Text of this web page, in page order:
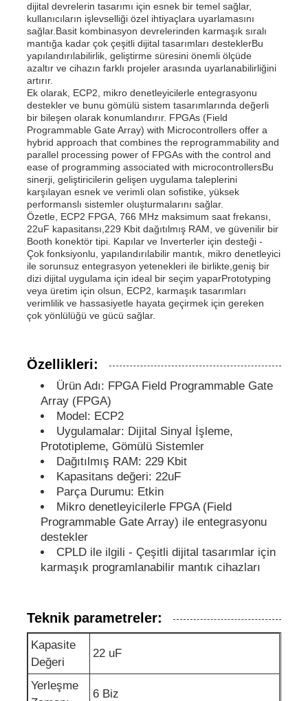
Bizim Hakkımızda
Fabrika turu
Kalite Kontrol
Bize Ulaşın
Haberler
Davalar
FPGA Alan Programlanabilir Geçit Dizisi
SOC (Sistem Üzerinde Çip)
MPU IC
CPLD PLD
Kızılötesi ısı dedektörü
DSP IC Çipi
EEPROM çipi
PSRAM Çip
dijital devrelerin tasarımı için esnek bir temel sağlar,
kullanıcıların işlevselliği özel ihtiyaçlara uyarlamasını
sağlar.Basit kombinasyon devrelerinden karmaşık sıralı
mantığa kadar çok çeşitli dijital tasarımları desteklerBu
yapılandırılabilirlik, geliştirme süresini önemli ölçüde
azaltır ve cihazın farklı projeler arasında uyarlanabilirliğini
artırır.
Ek olarak, ECP2, mikro denetleyicilerle entegrasyonu
destekler ve bunu gömülü sistem tasarımlarında değerli
bir bileşen olarak konumlandırır. FPGAs (Field
Programmable Gate Array) with Microcontrollers offer a
hybrid approach that combines the reprogrammability and
parallel processing power of FPGAs with the control and
ease of programming associated with microcontrollersBu
sinerji, geliştiricilerin gelişen uygulama taleplerini
karşılayan esnek ve verimli olan sofistike, yüksek
performanslı sistemler oluşturmalarını sağlar.
Özetle, ECP2 FPGA, 766 MHz maksimum saat frekansı,
22uF kapasitansı,229 Kbit dağıtılmış RAM, ve güvenilir bir
Booth konektör tipi. Kapılar ve Inverterler için desteği -
Çok fonksiyonlu, yapılandırılabilir mantık, mikro denetleyici
ile sorunsuz entegrasyon yetenekleri ile birlikte,geniş bir
dizi dijital uygulama için ideal bir seçim yaparPrototyping
veya üretim için olsun, ECP2, karmaşık tasarımları
verimlilik ve hassasiyetle hayata geçirmek için gereken
çok yönlülüğü ve gücü sağlar.
Özellikleri:
Ürün Adı: FPGA Field Programmable Gate
Array (FPGA)
Model: ECP2
Uygulamalar: Dijital Sinyal İşleme,
Prototipleme, Gömülü Sistemler
Dağıtılmış RAM: 229 Kbit
Kapasitans değeri: 22uF
Parça Durumu: Etkin
Mikro denetleyicilerle FPGA (Field
Programmable Gate Array) ile entegrasyonu
destekler
CPLD ile ilgili - Çeşitli dijital tasarımlar için
karmaşık programlanabilir mantık cihazları
Teknik parametreler:
Kapasite
Değeri
22 uF
Yerleşme
6 Biz